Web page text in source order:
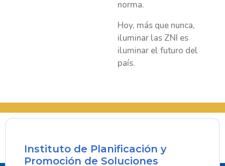
norma.
Hoy, más que nunca,
iluminar las ZNI es
iluminar el futuro del
país.
Instituto de Planificación y
Promoción de Soluciones